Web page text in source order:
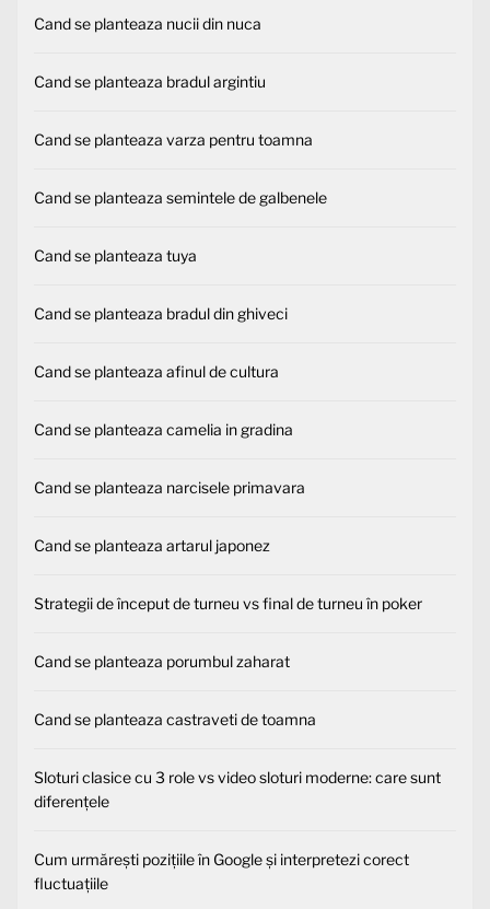
Cand se planteaza nucii din nuca
Cand se planteaza bradul argintiu
Cand se planteaza varza pentru toamna
Cand se planteaza semintele de galbenele
Cand se planteaza tuya
Cand se planteaza bradul din ghiveci
Cand se planteaza afinul de cultura
Cand se planteaza camelia in gradina
Cand se planteaza narcisele primavara
Cand se planteaza artarul japonez
Strategii de început de turneu vs final de turneu în poker
Cand se planteaza porumbul zaharat
Cand se planteaza castraveti de toamna
Sloturi clasice cu 3 role vs video sloturi moderne: care sunt
diferențele
Cum urmărești pozițiile în Google și interpretezi corect
fluctuațiile